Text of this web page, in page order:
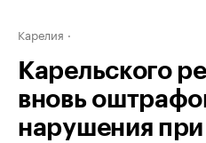
Карелия
Карельского
вновь
нарушения